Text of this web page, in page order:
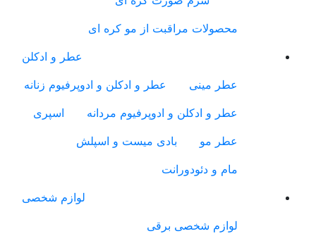
محصولات مراقبت از مو کره ای
عطر و ادکلن
عطر مینی
عطر و ادکلن و ادوپرفیوم زنانه
عطر و ادکلن و ادوپرفیوم مردانه
اسپری
عطر مو
بادی میست و اسپلش
مام و دئودورانت
لوازم شخصی
لوازم شخصی برقی